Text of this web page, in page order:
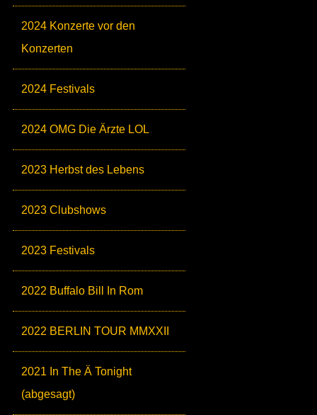
2024 Konzerte vor den
Konzerten
2024 Festivals
2024 OMG Die Ärzte LOL
2023 Herbst des Lebens
2023 Clubshows
2023 Festivals
2022 Buffalo Bill In Rom
2022 BERLIN TOUR MMXXII
2021 In The Ä Tonight
(abgesagt)